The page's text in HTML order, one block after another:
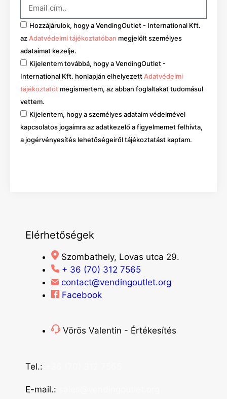
Hozzájárulok, hogy a VendingOutlet - International Kft.
az Adatvédelmi tájékoztatóban megjelölt személyes
adataimat kezelje.
Kijelentem továbbá, hogy a VendingOutlet -
International Kft. honlapján elhelyezett Adatvédelmi
tájékoztatót megismertem, az abban foglaltakat tudomásul
vettem.
Kijelentem, hogy a személyes adataim védelmével
kapcsolatos jogaimra az adatkezelő a figyelmemet felhívta,
a jogérvényesítés lehetőségeiről tájékoztatást kaptam.
Elérhetőségek
Szombathely, Lovas utca 29.
+ 36 (70) 312 7565
contact@vendingoutlet.org
Facebook
Vörös Valentin - Értékesítés
Tel.:
E-mail.: